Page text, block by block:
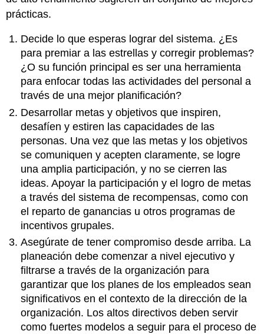
prácticas.
Decide lo que esperas lograr del sistema. ¿Es
para premiar a las estrellas y corregir problemas?
¿O su función principal es ser una herramienta
para enfocar todas las actividades del personal a
través de una mejor planificación?
Desarrollar metas y objetivos que inspiren,
desafíen y estiren las capacidades de las
personas. Una vez que las metas y los objetivos
se comuniquen y acepten claramente, se logre
una amplia participación, y no se cierren las
ideas. Apoyar la participación y el logro de metas
a través del sistema de recompensas, como con
el reparto de ganancias u otros programas de
incentivos grupales.
Asegúrate de tener compromiso desde arriba. La
planeación debe comenzar a nivel ejecutivo y
filtrarse a través de la organización para
garantizar que los planes de los empleados sean
significativos en el contexto de la dirección de la
organización. Los altos directivos deben servir
como fuertes modelos a seguir para el proceso de